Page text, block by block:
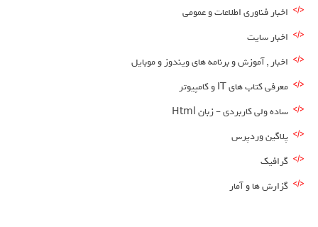
اخبار فناوری اطلاعات و عمومی
اخبار سایت
اخبار , آموزش و برنامه های ویندوز و موبایل
معرفی کتاب های IT و کامپیوتر
ساده ولی کاربردی – زبان Html
پلاگین وردپرس
گرافیک
گزارش ها و آمار